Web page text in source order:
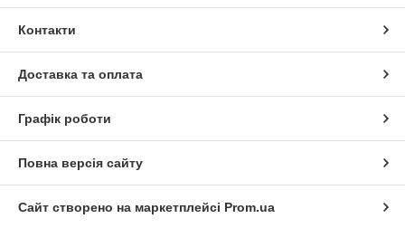
Контакти
Доставка та оплата
Графік роботи
Повна версія сайту
Сайт створено на маркетплейсі Prom.ua